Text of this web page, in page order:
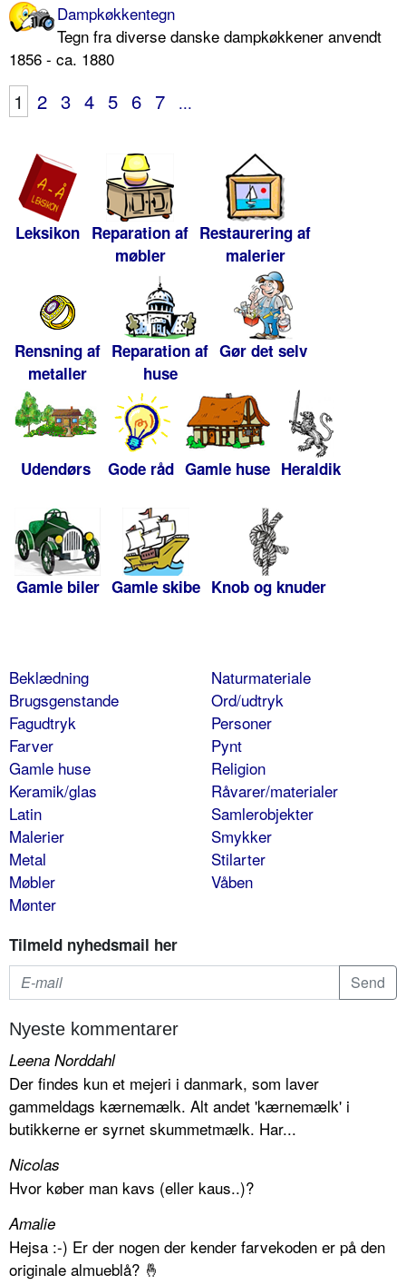
Dampkøkkentegn
Tegn fra diverse danske dampkøkkener anvendt
1856 - ca. 1880
1 2 3 4 5 6 7 ...
Leksikon Reparation af
møbler
Restaurering af
malerier
Rensning af
metaller
Reparation af
huse
Gør det selv
Udendørs Gode råd Gamle huse Heraldik
Gamle biler Gamle skibe Knob og knuder
Beklædning
Brugsgenstande
Fagudtryk
Farver
Gamle huse
Keramik/glas
Latin
Malerier
Metal
Møbler
Mønter
Naturmateriale
Ord/udtryk
Personer
Pynt
Religion
Råvarer/materialer
Samlerobjekter
Smykker
Stilarter
Våben
Tilmeld nyhedsmail her
Nyeste kommentarer
Leena Norddahl
Der findes kun et mejeri i danmark, som laver
gammeldags kærnemælk. Alt andet 'kærnemælk' i
butikkerne er syrnet skummetmælk. Har...
Nicolas
Hvor køber man kavs (eller kaus..)?
Amalie
Hejsa :-) Er der nogen der kender farvekoden er på den
originale almueblå? 🤞